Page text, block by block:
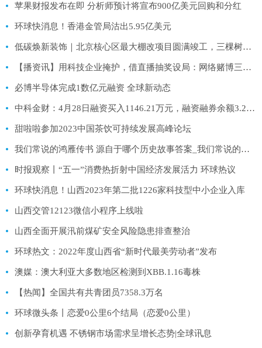
苹果财报发布在即 分析师预计将宣布900亿美元回购和分红
环球快消息！香港金管局沽出5.95亿美元
低碳焕新装饰｜北京核心区最大棚改项目圆满竣工，三棵树工程助力城市焕新旧貌换新颜|全球热议
【播资讯】用科技企业掩护，借直播抽奖设局：网络赌博三大新动向
必博半导体完成1数亿元融资 全球新动态
中科金财：4月28日融资买入1146.21万元，融资融券余额3.24亿元
甜啦啦参加2023中国茶饮可持续发展高峰论坛
我们常说的鸿雁传书 源自于哪个历史故事答案_我们常说的鸿雁传书源自于以下哪个历史故事|环球时讯
时报观察丨“五一”消费热折射中国经济发展活力 环球热议
环球快消息！山西2023年第二批1226家科技型中小企业入库
山西交管12123微信小程序上线啦
山西全面开展汛前煤矿安全风险隐患排查整治
环球热文：2022年度山西省“新时代最美劳动者”发布
澳媒：澳大利亚大多数地区检测到XBB.1.16毒株
【热闻】全国共有共青团员7358.3万名
环球微头条丨恋爱0公里6个结局（恋爱0公里）
创新孕育机遇 不锈钢市场需求呈增长态势|全球讯息